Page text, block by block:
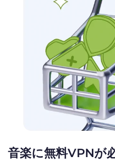
音楽に無料VPNが